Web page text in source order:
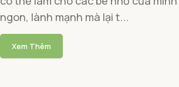
ngon, lành mạnh mà lại t...
Xem Thêm